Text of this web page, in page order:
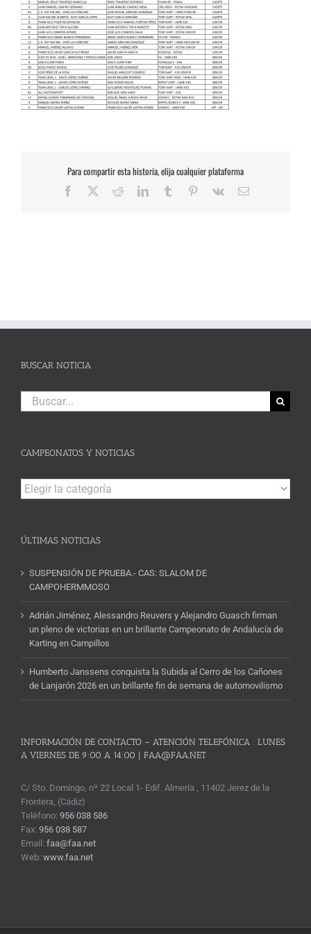
Para compartir esta historia, elija cualquier plataforma
Facebook RedditLinkedInTumblr Pinterest
Vk
Correo
BUSCAR NOTICIA
Buscar:
CAMPEONATOS Y NOTICIAS
Campeonatos
y
ÚLTIMAS NOTICIAS
SUSPENSIÓN DE PRUEBA.- CAS: SLALOM DE
CAMPOHERMMOSO
Adrián Jiménez, Alessandro Reuvers y Alejandro Guasch firman
un pleno de victorias en un brillante Campeonato de Andalucía de
Karting en Campillos
Humberto Janssens conquista la Subida al Cerro de los Cañones
de Lanjarón 2026 en un brillante fin de semana de automovilismo
INFORMACIÓN DE CONTACTO – ATENCIÓN TELEFÓNICA : LUNES
A VIERNES DE 9:00 A 14:00 | FAA@FAA.NET
C/ Sto. Domingo, nº 22 Local 1- Edif. Almería , 11402 Jerez de la
Frontera, (Cádiz)
Teléfono: 956 038 586
Fax: 956 038 587
Email: faa@faa.net
Web: www.faa.net